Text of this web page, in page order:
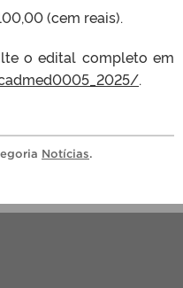
(cem reais).
o edital completo em
.
Notícias.